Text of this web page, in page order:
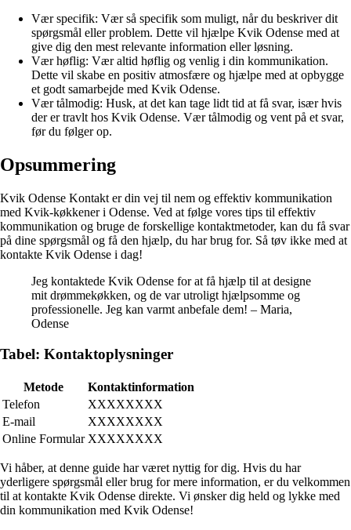
Vær specifik: Vær så specifik som muligt, når du beskriver dit
spørgsmål eller problem. Dette vil hjælpe Kvik Odense med at
give dig den mest relevante information eller løsning.
Vær høflig: Vær altid høflig og venlig i din kommunikation.
Dette vil skabe en positiv atmosfære og hjælpe med at opbygge
et godt samarbejde med Kvik Odense.
Vær tålmodig: Husk, at det kan tage lidt tid at få svar, især hvis
der er travlt hos Kvik Odense. Vær tålmodig og vent på et svar,
før du følger op.
Opsummering
Kvik Odense Kontakt er din vej til nem og effektiv kommunikation
med Kvik-køkkener i Odense. Ved at følge vores tips til effektiv
kommunikation og bruge de forskellige kontaktmetoder, kan du få svar
på dine spørgsmål og få den hjælp, du har brug for. Så tøv ikke med at
kontakte Kvik Odense i dag!
Jeg kontaktede Kvik Odense for at få hjælp til at designe
mit drømmekøkken, og de var utroligt hjælpsomme og
professionelle. Jeg kan varmt anbefale dem! – Maria,
Odense
Tabel: Kontaktoplysninger
Metode
Kontaktinformation
Telefon
XXXXXXXX
E-mail
XXXXXXXX
Online Formular XXXXXXXX
Vi håber, at denne guide har været nyttig for dig. Hvis du har
yderligere spørgsmål eller brug for mere information, er du velkommen
til at kontakte Kvik Odense direkte. Vi ønsker dig held og lykke med
din kommunikation med Kvik Odense!